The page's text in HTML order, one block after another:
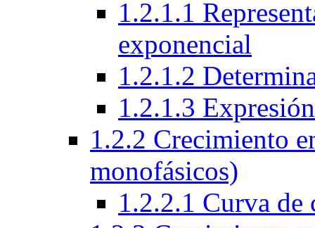
1.2.1.1
exponencial
1.2.1.2
1.2.1.3
1.2.2 Crecimiento
monofásicos)
1.2.2.1 Curva de